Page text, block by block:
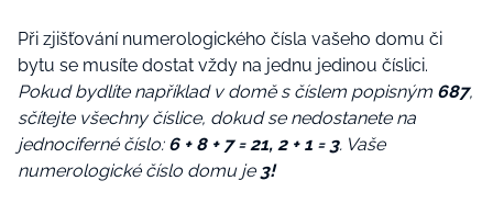
Při zjišťování numerologického čísla vašeho domu či
bytu se musíte dostat vždy na jednu jedinou číslici.
Pokud bydlíte například v domě s číslem popisným 687,
sčítejte všechny číslice, dokud se nedostanete na
jednociferné číslo: 6 + 8 + 7 = 21, 2 + 1 = 3. Vaše
numerologické číslo domu je 3!